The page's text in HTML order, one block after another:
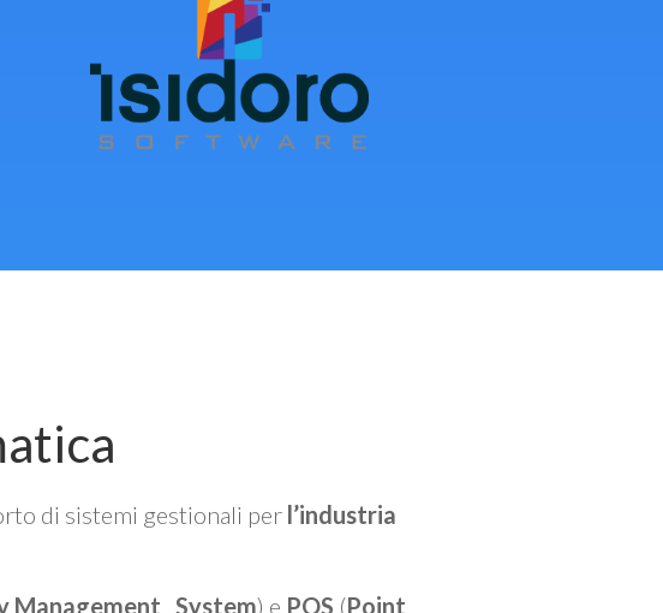
di sistemi gestionali per l’industria
Management System) e POS (Point